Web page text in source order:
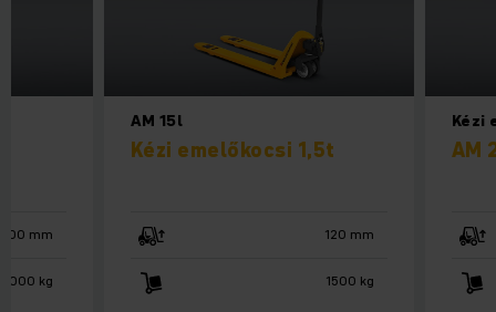
AM 15l
Kézi emelőkocsi 1,5t
120 mm
1500 kg
Kézi
AM
mm
1000 kg